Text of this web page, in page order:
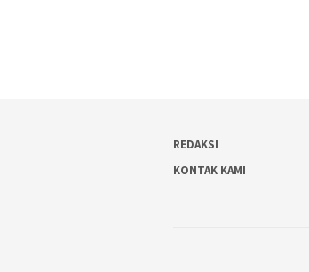
REDAKSI
KONTAK KAMI